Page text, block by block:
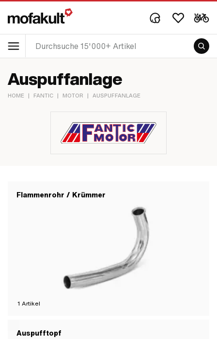
Auspuffanlage
HOME | FANTIC | MOTOR | AUSPUFFANLAGE
Flammenrohr / Krümmer
1 Artikel
Auspufftopf